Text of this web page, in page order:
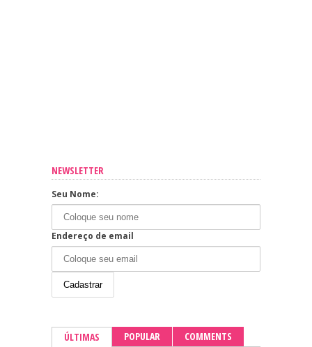
NEWSLETTER
Seu Nome:
Endereço de email
ÚLTIMAS POPULAR COMMENTS